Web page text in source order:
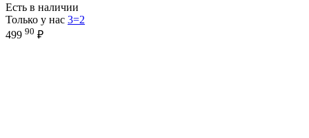
Есть в наличии
Только у нас 3=2
499 90 ₽